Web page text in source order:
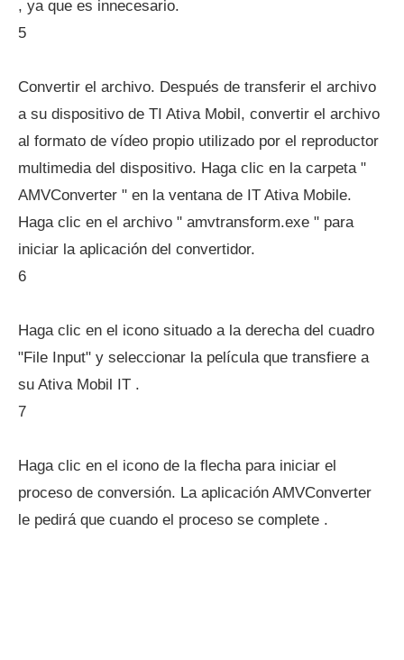
, ya que es innecesario.
5
Convertir el archivo. Después de transferir el archivo
a su dispositivo de TI Ativa Mobil, convertir el archivo
al formato de vídeo propio utilizado por el reproductor
multimedia del dispositivo. Haga clic en la carpeta "
AMVConverter " en la ventana de IT Ativa Mobile.
Haga clic en el archivo " amvtransform.exe " para
iniciar la aplicación del convertidor.
6
Haga clic en el icono situado a la derecha del cuadro
"File Input" y seleccionar la película que transfiere a
su Ativa Mobil IT .
7
Haga clic en el icono de la flecha para iniciar el
proceso de conversión. La aplicación AMVConverter
le pedirá que cuando el proceso se complete .